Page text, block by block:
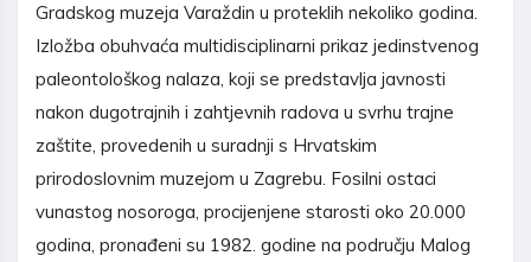
Gradskog muzeja Varaždin u proteklih nekoliko godina.
Izložba obuhvaća multidisciplinarni prikaz jedinstvenog
paleontološkog nalaza, koji se predstavlja javnosti
nakon dugotrajnih i zahtjevnih radova u svrhu trajne
zaštite, provedenih u suradnji s Hrvatskim
prirodoslovnim muzejom u Zagrebu. Fosilni ostaci
vunastog nosoroga, procijenjene starosti oko 20.000
godina, pronađeni su 1982. godine na području Malog